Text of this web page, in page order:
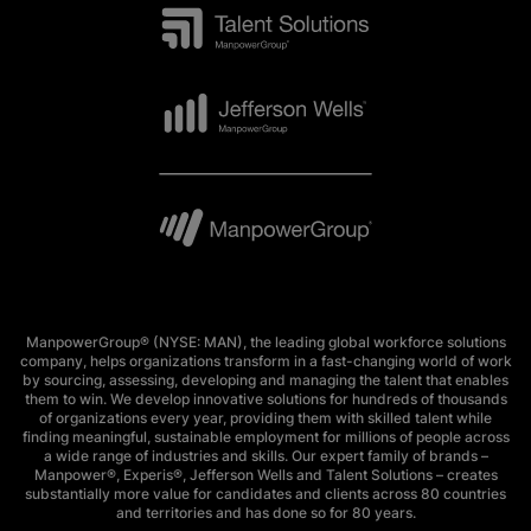
ManpowerGroup® (NYSE: MAN), the leading global workforce solutions
company, helps organizations transform in a fast-changing world of work
by sourcing, assessing, developing and managing the talent that enables
them to win. We develop innovative solutions for hundreds of thousands
of organizations every year, providing them with skilled talent while
finding meaningful, sustainable employment for millions of people across
a wide range of industries and skills. Our expert family of brands –
Manpower®, Experis®, Jefferson Wells and Talent Solutions – creates
substantially more value for candidates and clients across 80 countries
and territories and has done so for 80 years.